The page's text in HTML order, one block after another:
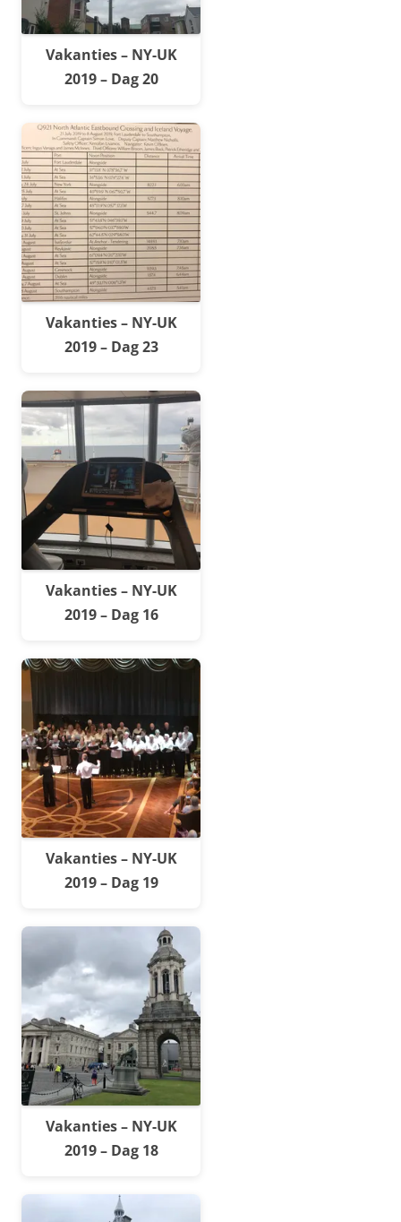
Vakanties – NY-UK
2019 – Dag 20
Vakanties – NY-UK
2019 – Dag 23
Vakanties – NY-UK
2019 – Dag 16
Vakanties – NY-UK
2019 – Dag 19
Vakanties – NY-UK
2019 – Dag 18